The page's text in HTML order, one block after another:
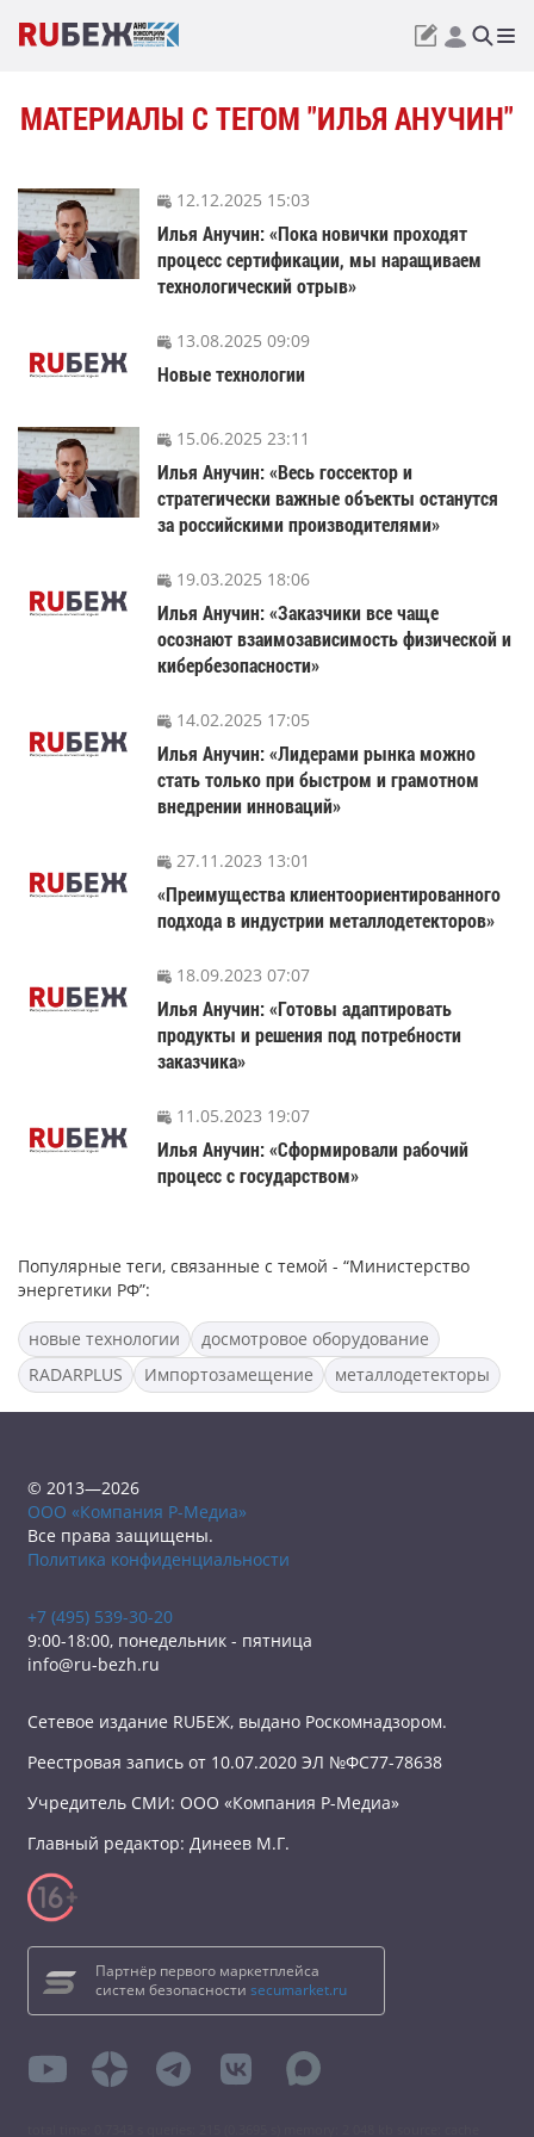
МАТЕРИАЛЫ С ТЕГОМ "ИЛЬЯ АНУЧИН"
12.12.2025 15:03
Илья Анучин: «Пока новички проходят
процесс сертификации, мы наращиваем
технологический отрыв»
13.08.2025 09:09
Новые технологии
15.06.2025 23:11
Илья Анучин: «Весь госсектор и
стратегически важные объекты останутся
за российскими производителями»
19.03.2025 18:06
Илья Анучин: «Заказчики все чаще
осознают взаимозависимость физической и
кибербезопасности»
14.02.2025 17:05
Илья Анучин: «Лидерами рынка можно
стать только при быстром и грамотном
внедрении инноваций»
27.11.2023 13:01
«Преимущества клиентоориентированного
подхода в индустрии металлодетекторов»
18.09.2023 07:07
Илья Анучин: «Готовы адаптировать
продукты и решения под потребности
заказчика»
11.05.2023 19:07
Илья Анучин: «Сформировали рабочий
процесс с государством»
Популярные теги, связанные с темой - “Министерство
энергетики РФ”:
новые технологии
досмотровое оборудование
RADARPLUS
Импортозамещение металлодетекторы
© 2013—2026
ООО «Компания Р-Медиа»
Все права защищены.
Политика конфиденциальности
+7 (495) 539-30-20
9:00-18:00, понедельник - пятница
info@ru-bezh.ru
Сетевое издание RUБЕЖ, выдано Роскомнадзором.
Реестровая запись от 10.07.2020 ЭЛ №ФС77-78638
Учредитель СМИ: ООО «Компания Р-Медиа»
Главный редактор: Динеев М.Г.
Партнёр первого маркетплейса
систем безопасности secumarket.ru